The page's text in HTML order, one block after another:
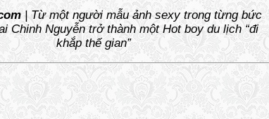
| Từ một người mẫu ảnh sexy trong từng bức
Chinh Nguyễn trở thành một Hot boy du lịch “đi
khắp thế gian”